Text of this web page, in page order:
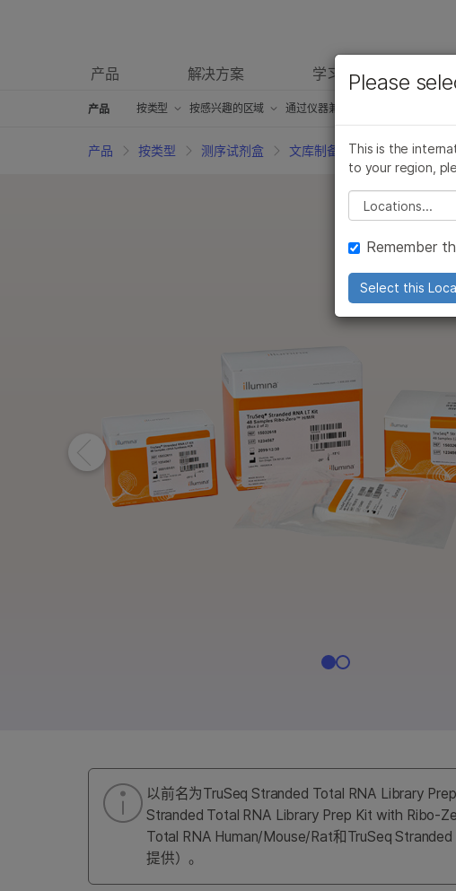
产品 解决方案 学习
产品 按类型
测序试剂盒
服务和培训产品
按感兴趣的区域
癌症研究产品
通过仪器兼容性
iScan产品
iSeq 100产品
MiniSeq产品
MiSeq产品
MiSeqDx产品
NextSeq 500和NextSeq 550
NextSeq 1000和2000产品
NovaSeq X系列产品
MiSeq i100 产品
AmpliSeq
TruSight
TruSight
TruSight
Illumina
Infinium芯
因美纳5-
StrataMap
因美纳
产品概述 按类型
测序试剂盒
服务和培训产品
按感兴趣的区域
癌症研究产品
通过仪器兼容性
iScan产品
iSeq 100产品
MiniSeq产品
MiSeq产品
MiSeqDx产品
NextSeq 500和
NextSeq 1000和2000产
NovaSeq X系列产品
MiSeq i100 产品
因美
因
产品 按类型 测序试剂盒 文库制备试剂盒 TruSeq
以前名为TruSeq Stranded Total RNA Library
Stranded Total RNA Library Prep Kit with Ribo-
Total RNA Human/Mouse/Rat和TruSeq
提供）。
微生物
农业
复杂疾
Please
This is the
to your region,
Please
Remember
Select this